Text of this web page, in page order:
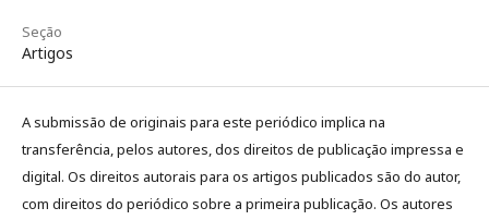
Seção
Artigos
A submissão de originais para este periódico implica na
transferência, pelos autores, dos direitos de publicação impressa e
digital. Os direitos autorais para os artigos publicados são do autor,
com direitos do periódico sobre a primeira publicação. Os autores